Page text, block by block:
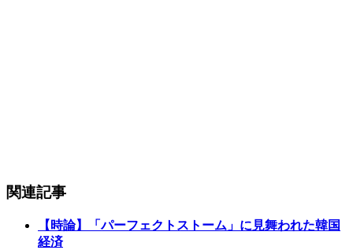
関連記事
【時論】「パーフェクトストーム」に見舞われた韓国
経済